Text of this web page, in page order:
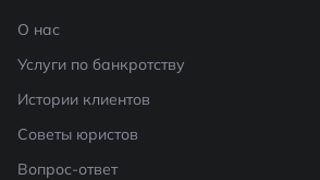
О нас
Услуги по банкротству
Истории клиентов
Советы юристов
Вопрос-ответ